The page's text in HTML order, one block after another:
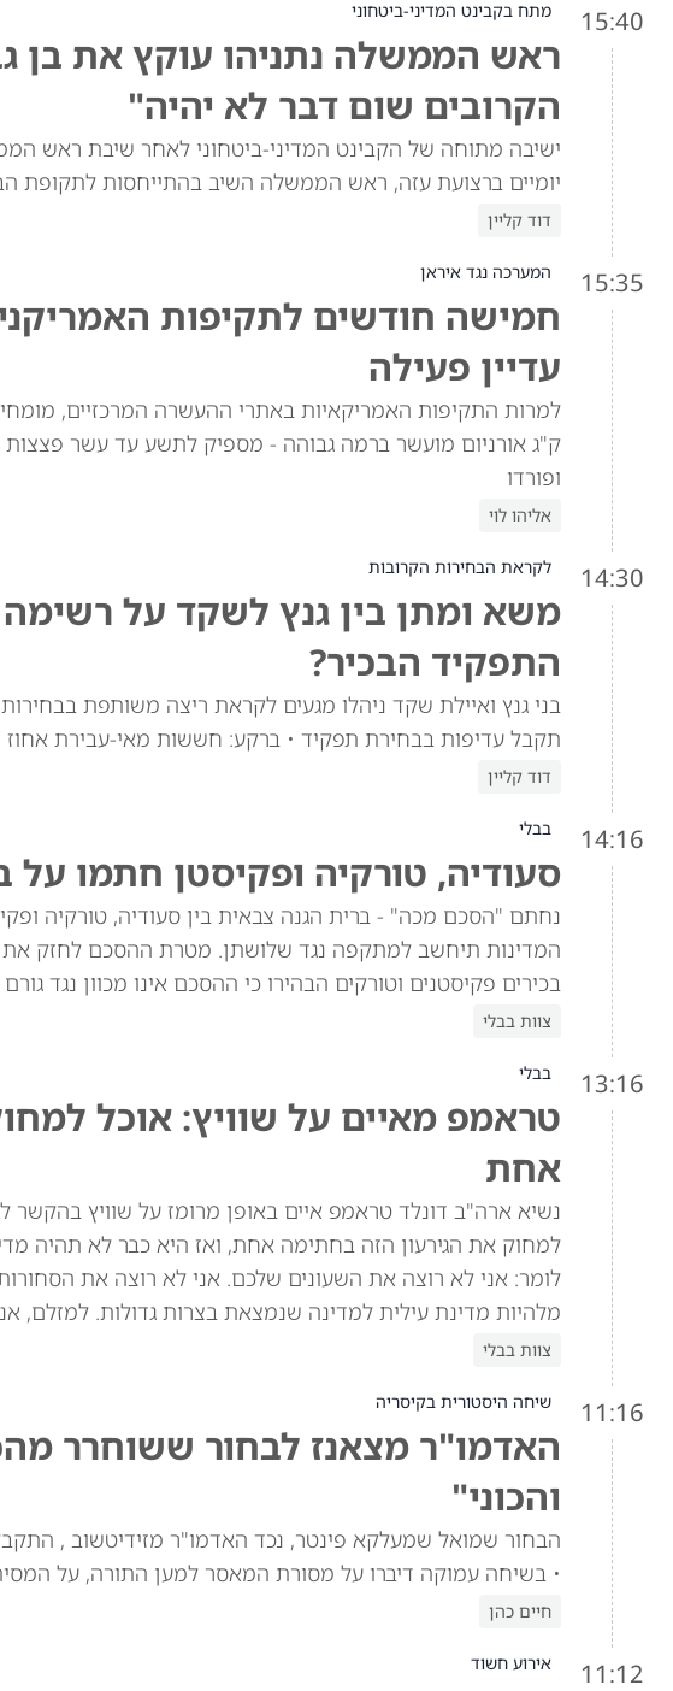
15:40 מתח בקבינט המדיני-ביטחוני
ראש הממשלה נתניהו עוקץ את בן
הקרובים שום דבר לא יהיה"
ישיבה מתוחה של הקבינט המדיני-ביטחוני לאחר שיבת ראש
יומיים ברצועת עזה, ראש הממשלה השיב בהתייחסות לתקופת
דוד קליין
15:35 המערכה נגד איראן
חמישה חודשים לתקיפות
עדיין פעילה
ק"ג אורניום מועשר ברמה גבוהה - מספיק לתשע עד עשר
ופורדו
אליהו לוי
14:30 לקראת הבחירות הקרובות
משא ומתן בין גנץ לשקד על
התפקיד הבכיר?
בני גנץ ואיילת שקד ניהלו מגעים לקראת ריצה משותפת
תקבל עדיפות בבחירת תפקיד • ברקע: חששות מאי-עבירת
דוד קליין
14:16 בבלי
סעודיה, טורקיה ופקיסטן חתמו
נחתם "הסכם מכה" - ברית הגנה צבאית בין סעודיה, טורקיה
המדינות תיחשב למתקפה נגד שלושתן. מטרת ההסכם לחזק
בכירים פקיסטנים וטורקים הבהירו כי ההסכם אינו מכוון נגד
צוות בבלי
13:16 בבלי
טראמפ מאיים על שוויץ: אוכל
אחת
למחוק את הגירעון הזה בחתימה אחת, ואז היא כבר לא תהיה
מלהיות מדינת עילית למדינה שנמצאת בצרות גדולות. למזלם,
צוות בבלי
11:16 שיחה היסטורית בקיסריה
האדמו"ר מצאנז לבחור ששוחרר
והכוני"
הבחור שמואל שמעלקא פינטר, נכד האדמו"ר מזידיטשוב ,
• בשיחה עמוקה דיברו על מסורת המאסר למען התורה, על
חיים כהן
11:12 אירוע חשוד